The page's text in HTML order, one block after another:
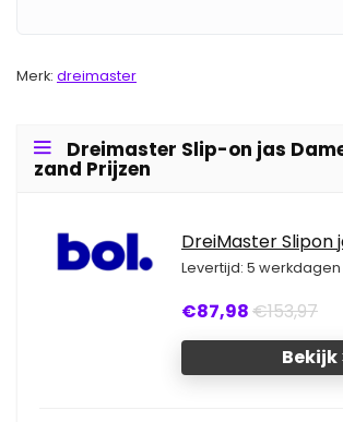
Merk: dreimaster
Dreimaster Slip-on jas
zand Prijzen
DreiMaster Slipon
Levertijd: 5 werkdagen
€87,98€153,97
Bekijk